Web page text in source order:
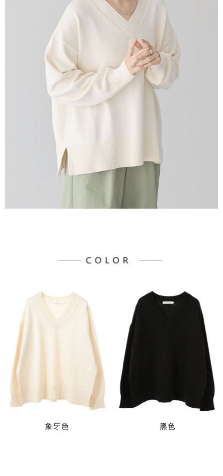
1.本服務係由「台灣大哥大股份有限公司」（以下簡稱本公司）所提供，讓
用戶於交易時，得透過本服務購買商品或服務，並由商店將買賣／分期付款
買賣價金債權讓與本公司後，依約使用本公司帳單繳交帳款。
2.基於同意付款使用「大哥付你分期」之契約關係目的，商店將以您的個人
資料（包含姓名、電話或地址）提供予台灣大哥大進項蒐集、處理及利用，
由本公司與您本人進行分期帳單所需資料之確認、核對及更正。
3.完整用戶服務條款，請詳閱以下連結：
https://oppay.tw/userRule
ATM／網路銀行／等多元方式進行付款，方視為交易完成。
※ 請注意：結帳手續完成當下不需立刻繳費，但若您需要取消訂單，請聯絡
購買商品的店家。未經商家同意取消之訂單仍視為有效，需透過AFTEE先享
後付繳納相關費用。
※ 交易是否成功請以「AFTEE先享後付 」之結帳頁面顯示為準，若有關於
是否繳費成功／繳費後需取消欲退款等相關疑問，請聯繫「AFTEE先享後付
https://netprotections.freshdesk.com/support/home
１．透過由恩沛科技股份有限公司提供之「AFTEE先享後付」服務完成之交
易，需依本服務之必要範圍內提供個人資料，並將交易相關給付款項請求債
權轉讓予恩沛科技股份有限公司。
「AFTEE先享後付」，若未經同意申辦者引起之損失，本公司不負相關責
４．使用「AFTEE先享後付」時，將依據個別帳號之用戶狀況，依本公司即
時審查核予不同之上限額度；若仍有額度不足之情形，本公司將視審查結果
請求用戶進行身份認證。
５．嚴禁一人註冊多個帳號或使用他人資訊註冊。若發現惡意使用之情形，
恩沛科技股份有限公司將有權停止該用戶之使用額度並採取法律行動。
每筆NT$60，滿NT$888(含以上)免運費
萊爾富純取貨
每筆NT$60，滿NT$888(含以上)免運費
每筆NT$60，滿NT$888(含以上)免運費
每筆NT$90，滿NT$888(含以上)免運費